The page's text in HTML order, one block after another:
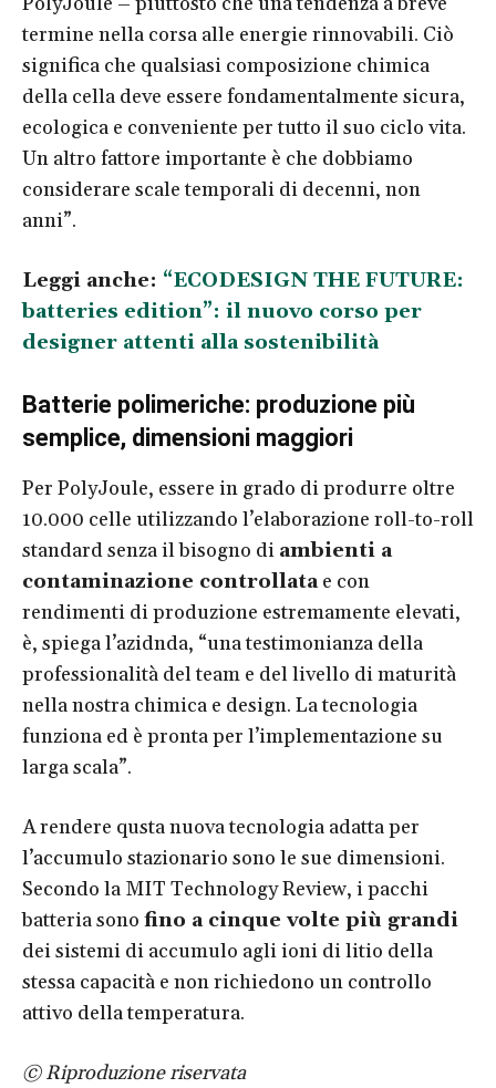
termine nella corsa alle energie rinnovabili. Ciò
significa che qualsiasi composizione chimica
della cella deve essere fondamentalmente sicura,
ecologica e conveniente per tutto il suo ciclo vita.
Un altro fattore importante è che dobbiamo
considerare scale temporali di decenni, non
anni”.
Leggi anche: “ECODESIGN THE FUTURE:
batteries edition”: il nuovo corso per
designer attenti alla sostenibilità
Batterie polimeriche: produzione più
semplice, dimensioni maggiori
Per PolyJoule, essere in grado di produrre oltre
10.000 celle utilizzando l’elaborazione roll-to-roll
standard senza il bisogno di ambienti a
contaminazione controllatae con
rendimenti di produzione estremamente elevati,
è, spiega l’azidnda, “una testimonianza della
professionalità del team e del livello di maturità
nella nostra chimica e design. La tecnologia
funziona ed è pronta per l’implementazione su
larga scala”.
A rendere qusta nuova tecnologia adatta per
l’accumulo stazionario sono le sue dimensioni.
Secondo la MIT Technology Review, i pacchi
batteria sono fino a cinque volte più grandi
dei sistemi di accumulo agli ioni di litio della
stessa capacità e non richiedono un controllo
attivo della temperatura.
© Riproduzione riservata